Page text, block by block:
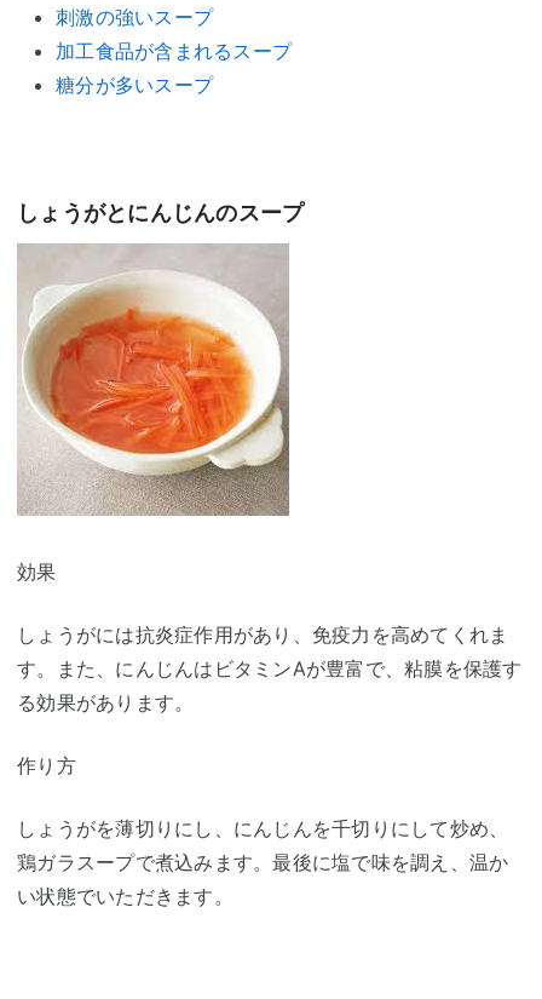
刺激の強いスープ
加工食品が含まれるスープ
糖分が多いスープ
しょうがとにんじんのスープ
効果
しょうがには抗炎症作用があり、免疫力を高めてくれま
す。また、にんじんはビタミンAが豊富で、粘膜を保護す
る効果があります。
作り方
しょうがを薄切りにし、にんじんを千切りにして炒め、
鶏ガラスープで煮込みます。最後に塩で味を調え、温か
い状態でいただきます。